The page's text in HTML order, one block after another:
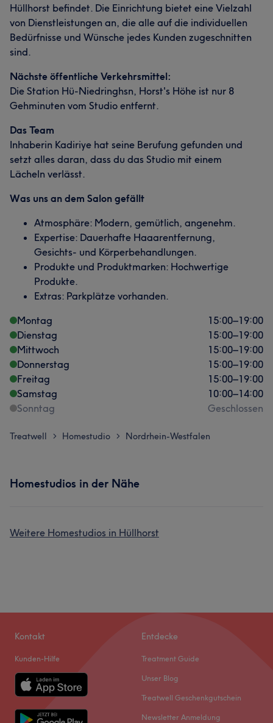
Hüllhorst befindet. Die Einrichtung bietet eine Vielzahl
von Dienstleistungen an, die alle auf die individuellen
Bedürfnisse und Wünsche jedes Kunden zugeschnitten
sind.
Nächste öffentliche Verkehrsmittel:
Die Station Hü-Niedringhsn, Horst's Höhe ist nur 8
Gehminuten vom Studio entfernt.
Das Team
Inhaberin Kadiriye hat seine Berufung gefunden und
setzt alles daran, dass du das Studio mit einem
Lächeln verlässt.
Was uns an dem Salon gefällt
Atmosphäre: Modern, gemütlich, angenehm.
Expertise: Dauerhafte Haaarentfernung,
Gesichts- und Körperbehandlungen.
Produkte und Produktmarken: Hochwertige
Produkte.
Extras: Parkplätze vorhanden.
Montag
15:00–19:00
Dienstag
15:00–19:00
Mittwoch
15:00–19:00
Donnerstag
15:00–19:00
Freitag
15:00–19:00
Samstag
10:00–14:00
Sonntag
Geschlossen
Treatwell > Homestudio > Nordrhein-Westfalen
Homestudios in der Nähe
Weitere Homestudios in Hüllhorst
Kontakt
Kunden-Hilfe
Entdecke
Treatment Guide
Unser Blog
Treatwell Geschenkgutschein
Newsletter Anmeldung